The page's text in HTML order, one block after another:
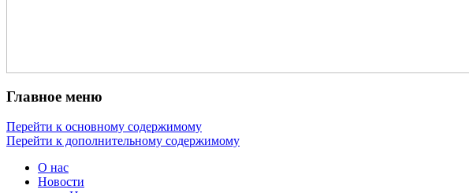
Главное меню
Перейти к основному содержимому
Перейти к дополнительному содержимому
О нас
Новости